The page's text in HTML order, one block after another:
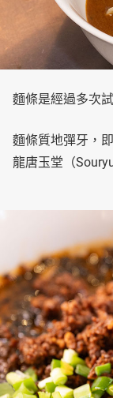
麵條是經過多次
麵條質地彈牙，
龍唐玉堂（